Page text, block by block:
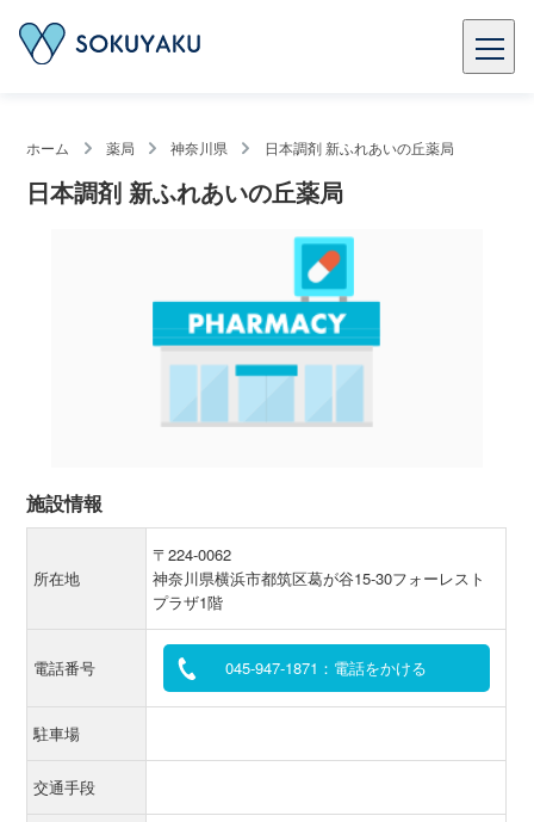
ホーム 薬局 神奈川県 日本調剤 新ふれあいの丘薬局
日本調剤 新ふれあいの丘薬局
施設情報
所在地
〒224-0062
神奈川県横浜市都筑区葛が谷15-30フォーレスト
プラザ1階
電話番号 045-947-1871：電話をかける
駐車場
交通手段